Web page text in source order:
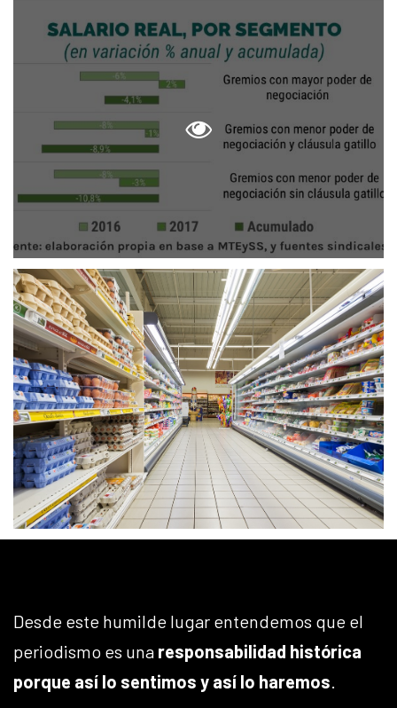
Desde este humilde lugar entendemos que el
periodismo es una responsabilidad histórica
porque así lo sentimos y así lo haremos.